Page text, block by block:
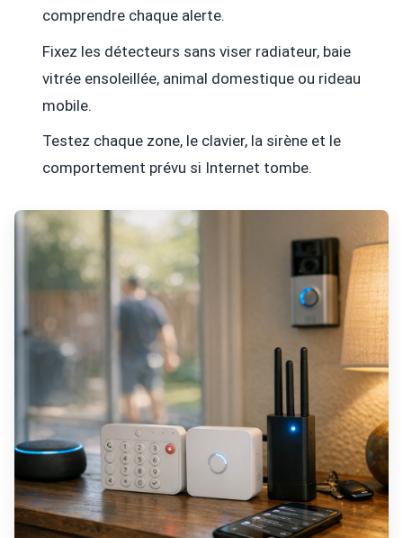
comprendre chaque alerte.
Fixez les détecteurs sans viser radiateur, baie
vitrée ensoleillée, animal domestique ou rideau
mobile.
Testez chaque zone, le clavier, la sirène et le
comportement prévu si Internet tombe.